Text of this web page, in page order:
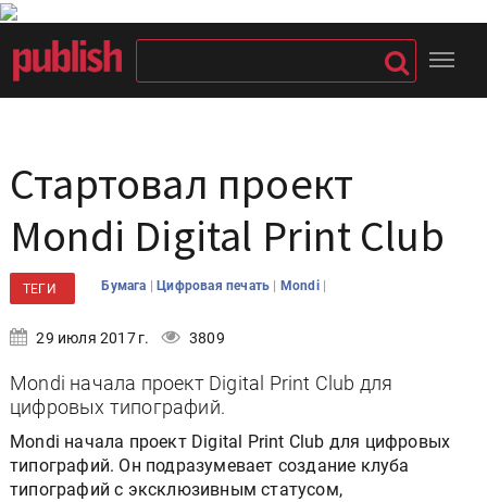
Стартовал проект
Mondi Digital Print Club
ТЕГИ Бумага |Цифровая печать | Mondi |
29 июля 2017 г. 3809
Mondi начала проект Digital Print Club для
цифровых типографий.
Mondi начала проект Digital Print Club для цифровых
типографий. Он подразумевает создание клуба
типографий с эксклюзивным статусом,